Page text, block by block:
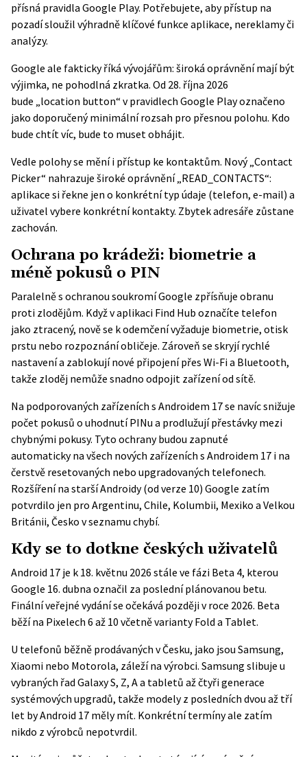
přísná pravidla Google Play. Potřebujete, aby přístup na
pozadí sloužil výhradně klíčové funkce aplikace, nereklamy či
analýzy.
Google ale fakticky říká vývojářům: široká oprávnění mají být
výjimka, ne pohodlná zkratka. Od 28. října 2026
bude „location button“ vpravidlech Google Playoznačeno
jako doporučený minimální rozsah pro přesnou polohu. Kdo
bude chtít víc, bude to muset obhájit.
Vedle polohy se mění i přístup ke kontaktům. Nový „Contact
Picker“ nahrazuje široké oprávnění „READ_CONTACTS“:
aplikace si řekne jen o konkrétní typ údaje (telefon, e-mail) a
uživatel vybere konkrétní kontakty. Zbytek adresáře zůstane
zachován.
Ochrana po krádeži: biometrie a
méně pokusů o PIN
Paralelně s ochranou soukromí Google zpřísňuje obranu
proti zlodějům. Když v aplikaci Find Hub označíte telefon
jako ztracený, nově se k odemčení vyžaduje biometrie, otisk
prstu nebo rozpoznání obličeje. Zároveň se skryjí rychlé
nastavení a zablokují nové připojení přes Wi-Fi a Bluetooth,
takže zloděj nemůže snadno odpojit zařízení od sítě.
Na podporovaných zařízeních s Androidem 17 se navíc snižuje
počet pokusů o uhodnutí PINu a prodlužují přestávky mezi
chybnými pokusy. Tyto ochrany budou zapnuté
automatickyna všech nových zařízeních s Androidem 17 i na
čerstvě resetovaných nebo upgradovaných telefonech.
Rozšíření na starší Androidy (od verze 10) Google zatím
potvrdilo jen pro Argentinu, Chile, Kolumbii, Mexiko a Velkou
Británii, Česko v seznamu chybí.
Kdy se to dotkne českých uživatelů
Android 17 je k 18. květnu 2026 stále ve fázi Beta 4, kterou
Google 16. dubna označil za poslední plánovanou betu.
Finální veřejné vydání se očekává později v roce 2026. Beta
běží na Pixelech 6 až 10 včetně varianty Fold a Tablet.
U telefonů běžně prodávaných v Česku, jako jsou Samsung,
Xiaomi nebo Motorola, záleží na výrobci. Samsung slibuje u
vybraných řad Galaxy S, Z, A a tabletů až čtyři generace
systémových upgradů, takže modely z posledních dvou až tří
let by Android 17 měly mít. Konkrétní termíny ale zatím
nikdo z výrobců nepotvrdil.